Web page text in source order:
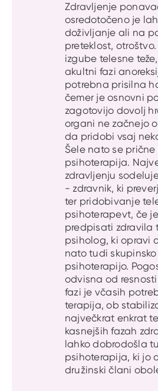
Zdravljenje
osredotočeno je
doživljanje ali na
preteklost,
izgube telesne
akultni fazi
potrebna prisilna
čemer je osnovni
zagotovijo dovolj
organi ne začnejo
da pridobi vsaj
Šele nato se
psihoterapija.
zdravljenju
- zdravnik, ki
ter pridobivanje
psihoterapevt, če
predpisati zdravila
psiholog, ki opravi
nato tudi
psihoterapijo.
odvisna od
fazi je včasih
terapija, ob
največkrat enkrat
kasnejših fazah
lahko dobrodošla
psihoterapija, ki jo
družinski člani